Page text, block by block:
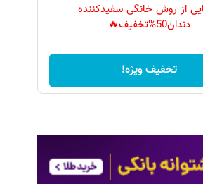
از روش خانگی سفیدکننده
دندان50%تخفیف🔥
تخفیف ویژه!